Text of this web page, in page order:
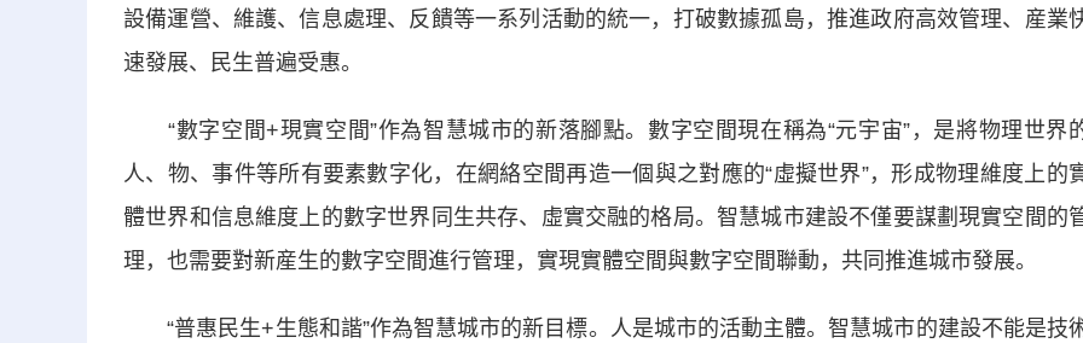
設備運營、維護、信息處理、反饋等一系列活動的統一，打破數據孤島，推進政府高效管理、産業
速發展、民生普遍受惠。
“數字空間+現實空間”作為智慧城市的新落腳點。數字空間現在稱為“元宇宙”，是將物理世界
人、物、事件等所有要素數字化，在網絡空間再造一個與之對應的“虛擬世界”，形成物理維度上的
體世界和信息維度上的數字世界同生共存、虛實交融的格局。智慧城市建設不僅要謀劃現實空間的
理，也需要對新産生的數字空間進行管理，實現實體空間與數字空間聯動，共同推進城市發展。
“普惠民生+生態和諧”作為智慧城市的新目標。人是城市的活動主體。智慧城市的建設不能是技